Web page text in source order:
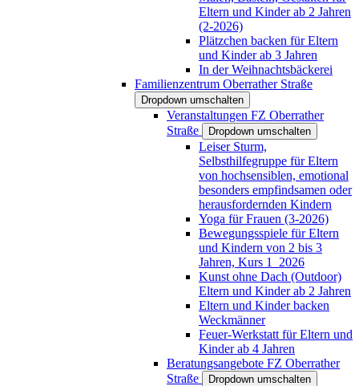
Eltern und Kinder ab 2 Jahren
(2-2026)
Plätzchen backen für Eltern
und Kinder ab 3 Jahren
In der Weihnachtsbäckerei
Familienzentrum Oberrather Straße
Dropdown umschalten
Veranstaltungen FZ Oberrather
Straße
Dropdown umschalten
Leiser Sturm,
Selbsthilfegruppe für Eltern
von hochsensiblen, emotional
besonders empfindsamen oder
herausfordernden Kindern
Yoga für Frauen (3-2026)
Bewegungsspiele für Eltern
und Kindern von 2 bis 3
Jahren, Kurs 1_2026
Kunst ohne Dach (Outdoor)
Eltern und Kinder ab 2 Jahren
Eltern und Kinder backen
Weckmänner
Feuer-Werkstatt für Eltern und
Kinder ab 4 Jahren
Beratungsangebote FZ Oberrather
Straße
Dropdown umschalten